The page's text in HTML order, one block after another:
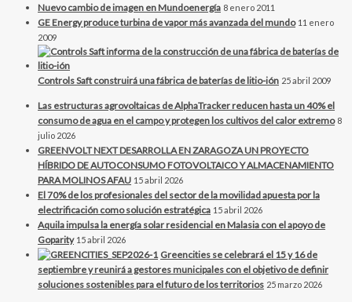
Nuevo cambio de imagen en Mundoenergía 8 enero 2011
GE Energy produce turbina de vapor más avanzada del mundo 11 enero
2009
Controls Saft construirá una fábrica de baterías de litio-ión 25 abril 2009
Las estructuras agrovoltaicas de AlphaTracker reducen hasta un 40% el
consumo de agua en el campo y protegen los cultivos del calor extremo 8
julio 2026
GREENVOLT NEXT DESARROLLA EN ZARAGOZA UN PROYECTO
HÍBRIDO DE AUTOCONSUMO FOTOVOLTAICO Y ALMACENAMIENTO
PARA MOLINOS AFAU 15 abril 2026
El 70% de los profesionales del sector de la movilidad apuesta por la
electrificación como solución estratégica 15 abril 2026
Aquila impulsa la energía solar residencial en Malasia con el apoyo de
Goparity 15 abril 2026
Greencities se celebrará el 15 y 16 de
septiembre y reunirá a gestores municipales con el objetivo de definir
soluciones sostenibles para el futuro de los territorios 25 marzo 2026